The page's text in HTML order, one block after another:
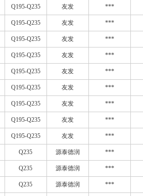
Q195-Q235 友发 ***
Q195-Q235 友发 ***
Q195-Q235 友发 ***
Q195-Q235 友发 ***
Q195-Q235 友发 ***
Q195-Q235 友发 ***
Q195-Q235 友发 ***
Q195-Q235 友发 ***
Q195-Q235 友发 ***
Q235 源泰德润 ***
Q235 源泰德润 ***
Q235 源泰德润 ***